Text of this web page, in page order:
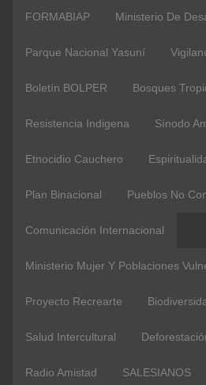
FORMABIAP Ministerio De
Parque Nacional Yasuní
Boletín BOLPER Bosques
Resistencia Indigena Sínodo
Etnocidio Cauchero
Plan Binacional Pueblos No
Comunicación Internacional
Ministerio Mujer Y Poblaciones
Proyecto Recrearte
Salud Intercultural
Radio Amistad SALESIANOS